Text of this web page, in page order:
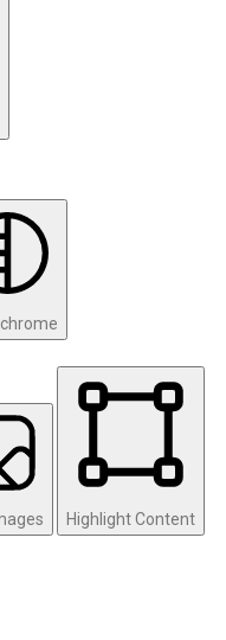
Highlight Content